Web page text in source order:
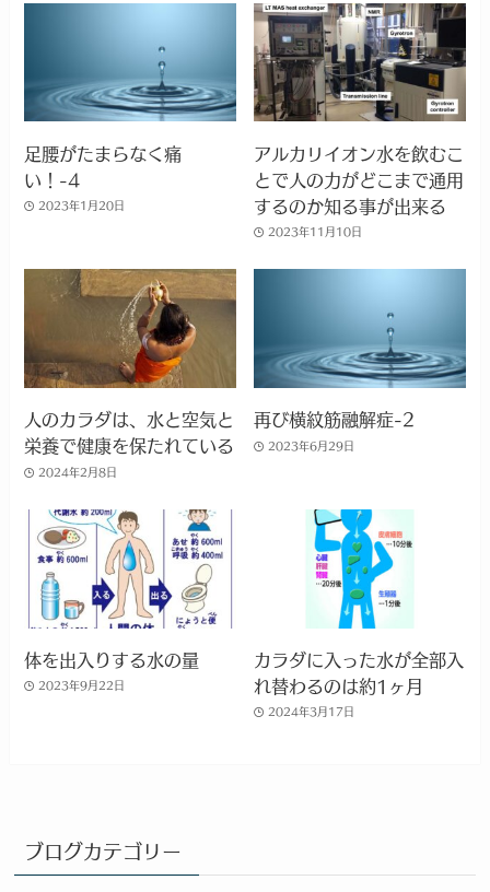
足腰がたまらなく痛
い！-4
2023年1月20日
アルカリイオン水を飲むこ
とで人の力がどこまで通用
するのか知る事が出来る
2023年11月10日
人のカラダは、水と空気と
栄養で健康を保たれている
2024年2月8日
再び横紋筋融解症-2
2023年6月29日
体を出入りする水の量
2023年9月22日
カラダに入った水が全部入
れ替わるのは約1ヶ月
2024年3月17日
ブログカテゴリー